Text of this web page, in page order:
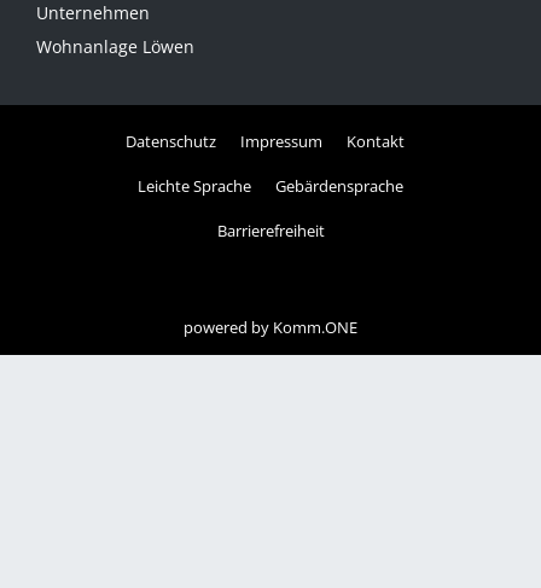
Unternehmen
Wohnanlage Löwen
Datenschutz Impressum Kontakt
Leichte Sprache Gebärdensprache
Barrierefreiheit
powered by Komm.ONE